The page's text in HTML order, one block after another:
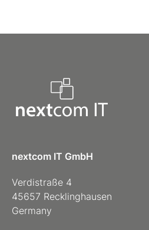
nextcom IT GmbH
Verdistraße 4
45657 Recklinghausen
Germany